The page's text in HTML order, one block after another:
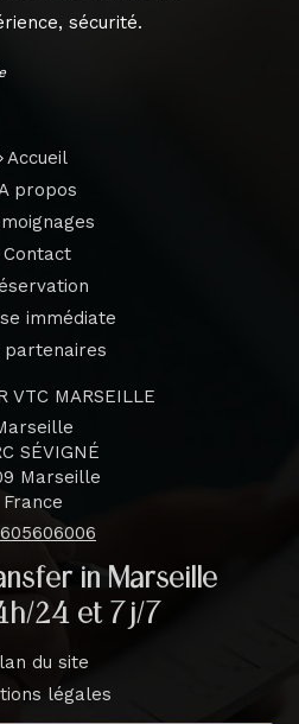
sécurité.
Accueil
propos
Contact
immédiate
partenaires
VTC MARSEILLE
SÉVIGNÉ
Marseille
France
in Marseille
24 et 7j/7
du site
légales